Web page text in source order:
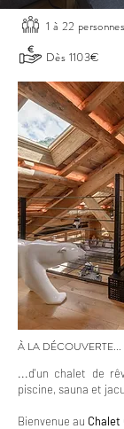
1 à 22 personnes
Dès 1103€
À LA DÉCOUVERTE...
...d'un chalet de
piscine, sauna et
Bienvenue au Chalet